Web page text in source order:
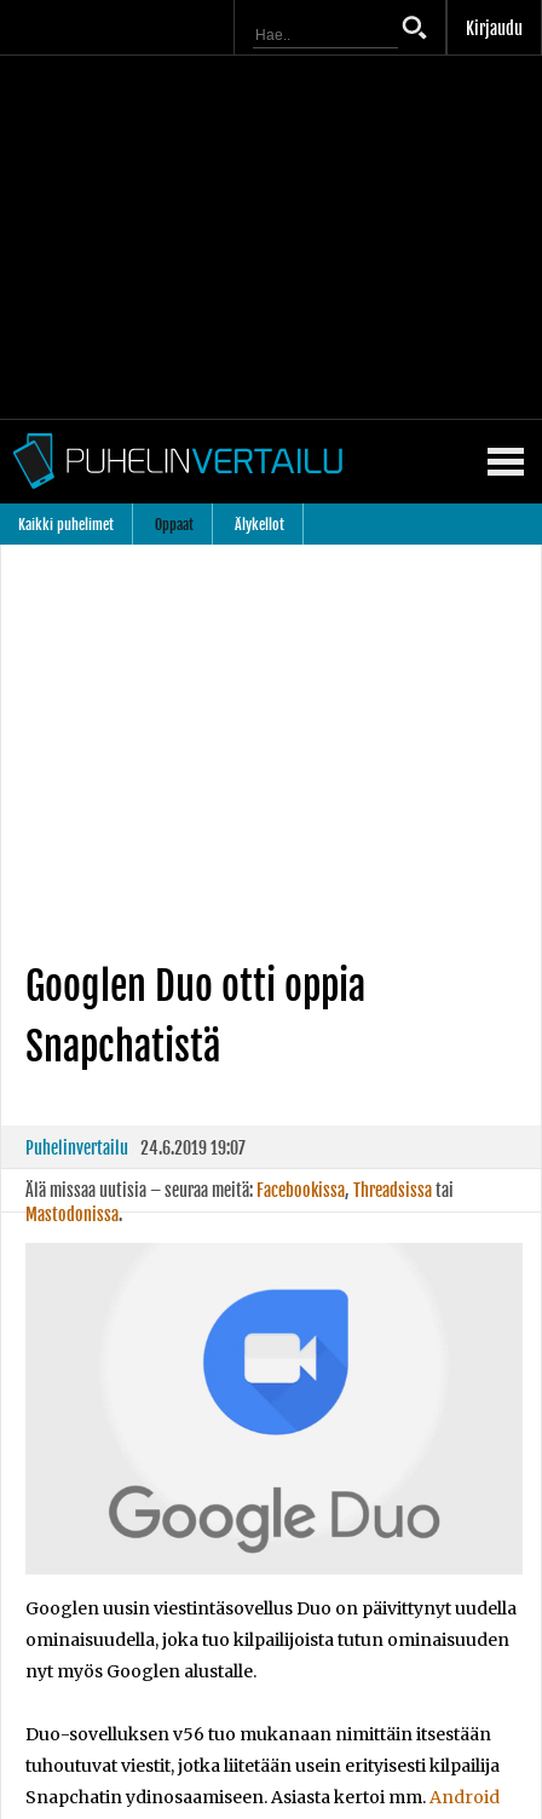
Kirjaudu
Kaikki puhelimet Oppaat Älykellot
Googlen Duo otti oppia
Snapchatistä
Puhelinvertailu 24.6.2019 19:07
Älä missaa uutisia – seuraa meitä: Facebookissa, Threadsissatai
Mastodonissa.
Googlen uusin viestintäsovellus Duo on päivittynyt uudella
ominaisuudella, joka tuo kilpailijoista tutun ominaisuuden
nyt myös Googlen alustalle.
Duo-sovelluksen v56 tuo mukanaan nimittäin itsestään
tuhoutuvat viestit, jotka liitetään usein erityisesti kilpailija
Snapchatin ydinosaamiseen. Asiasta kertoi mm.Android